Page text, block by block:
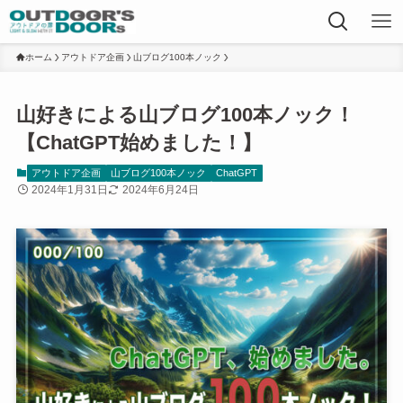
ホーム アウトドア企画 山ブログ100本ノック
山好きによる山ブログ100本ノック！
【ChatGPT始めました！】
アウトドア企画 山ブログ100本ノック ChatGPT
2024年1月31日 2024年6月24日